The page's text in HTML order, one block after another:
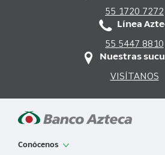
55 1720 7272
Línea
55 5447 8810
Nuestras
VISÍTANOS
Conócenos